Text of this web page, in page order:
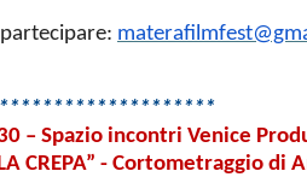
– Spazio incontri Venice
CREPA” - Cortometraggio